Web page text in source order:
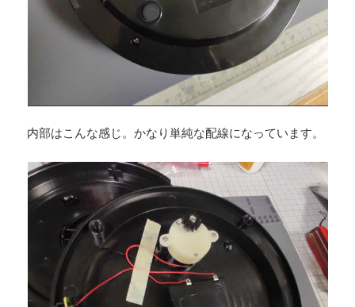
内部はこんな感じ。かなり単純な配線になっています。